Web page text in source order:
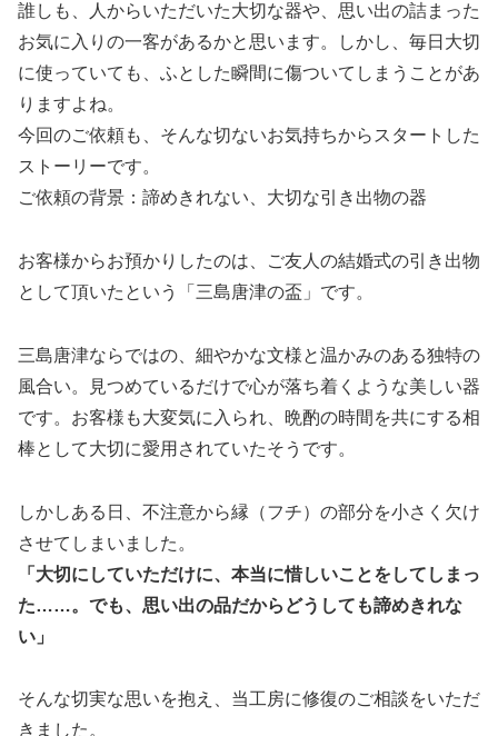
誰しも、人からいただいた大切な器や、思い出の詰まった
お気に入りの一客があるかと思います。しかし、毎日大切
に使っていても、ふとした瞬間に傷ついてしまうことがあ
りますよね。
今回のご依頼も、そんな切ないお気持ちからスタートした
ストーリーです。
ご依頼の背景：諦めきれない、大切な引き出物の器
お客様からお預かりしたのは、ご友人の結婚式の引き出物
として頂いたという「三島唐津の盃」です。
三島唐津ならではの、細やかな文様と温かみのある独特の
風合い。見つめているだけで心が落ち着くような美しい器
です。お客様も大変気に入られ、晩酌の時間を共にする相
棒として大切に愛用されていたそうです。
しかしある日、不注意から縁（フチ）の部分を小さく欠け
させてしまいました。
「大切にしていただけに、本当に惜しいことをしてしまっ
た……。でも、思い出の品だからどうしても諦めきれな
い」
そんな切実な思いを抱え、当工房に修復のご相談をいただ
きました。